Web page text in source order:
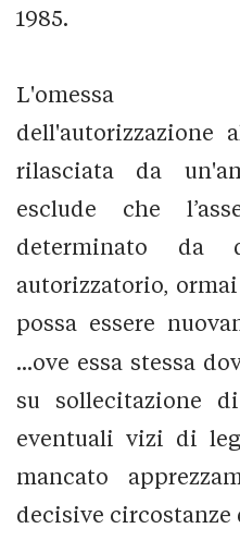
1985.
L'omessa
dell'autorizzazione
rilasciata da
esclude che
determinato da
autorizzatorio,
possa essere
...ove essa stessa
su sollecitazione
eventuali vizi di
mancato
decisive circostanze